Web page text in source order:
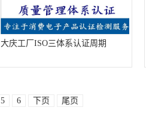
大庆工厂ISO三体系认证周期
5 6 下页 尾页